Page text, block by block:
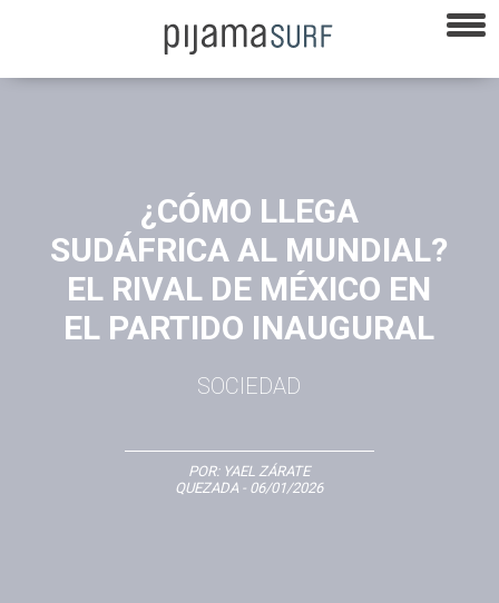
¿CÓMO LLEGA
SUDÁFRICA AL MUNDIAL?
EL RIVAL DE MÉXICO EN
EL PARTIDO INAUGURAL
SOCIEDAD
POR: YAEL ZÁRATE
QUEZADA - 06/01/2026